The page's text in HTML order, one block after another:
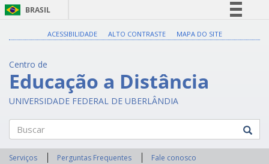
BRASIL
Acesso à informação
Legislação
Canais
ACESSIBILIDADE ALTO CONTRASTE MAPA DO SITE
Centro de
Educação a Distância
UNIVERSIDADE FEDERAL DE UBERLÂNDIA
Buscar
Serviços Perguntas Frequentes Fale conosco